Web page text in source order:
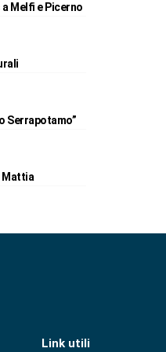
Melfi e Picerno
Serrapotamo”
Mattia
Link utili